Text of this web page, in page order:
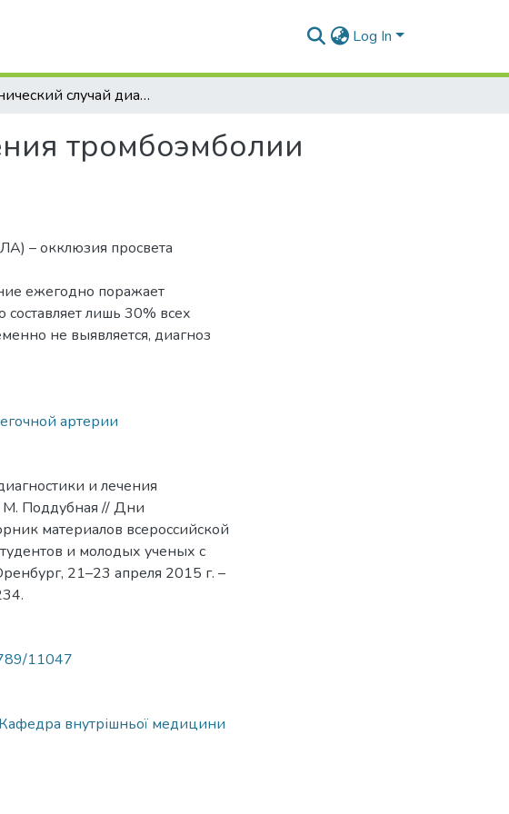
Log In
Клинический случай диагностики и лечения тромбоэмболии легочной артерии
тромбоэмболии
– окклюзия просвета
ежегодно поражает
лишь 30% всех
не выявляется, диагноз
артерии
и лечения
М. Поддубная // Дни
материалов всероссийской
и молодых ученых с
21–23 апреля 2015 г. –
11047
внутрішньої медицини